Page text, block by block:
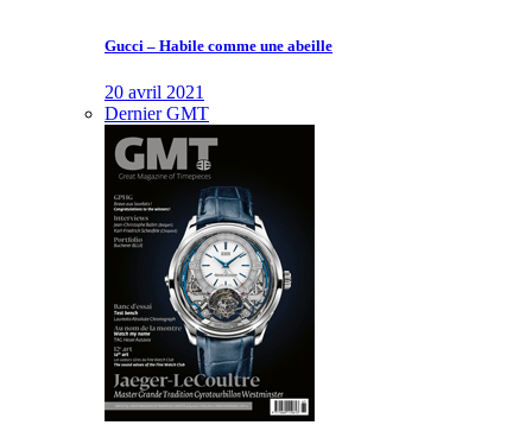
Gucci – Habile comme une abeille
20 avril 2021
Dernier GMT